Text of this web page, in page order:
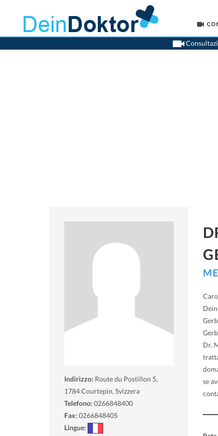
Indirizzo: Route du Postillon 5,
1784Courtepin, Svizzera
Telefono: 0266848400
Fax: 0266848405
Lingue:
Dr.
se